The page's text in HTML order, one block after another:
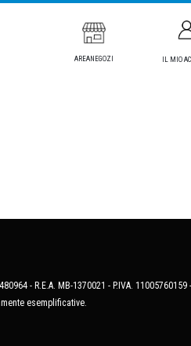
AREANEGOZI IL MIO
- R.E.A. MB-1370021 - P.IVA.
esemplificative.